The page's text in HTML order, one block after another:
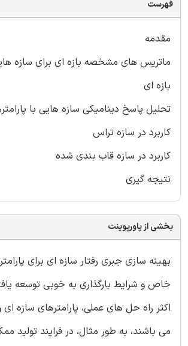
فهرست
مقدمه
ماتریس های مشخصه بازه ای برای سازه
بازه ای
تحلیل پاسخ دینامیکی سازه هایی با
کاربرد در سازه تراس
کاربرد در سازه قاب بندی شده
نتیجه گیری
بخشی از پاورپوینت
بهینه سازی جبری رفتار سازه ای برای
خاص و شرایط بارگذاری به خوبی توسعه
اکثر راه حل های عملی، پارامترهای سازه ای
می باشند، به طور مثال، در فرایند تولید